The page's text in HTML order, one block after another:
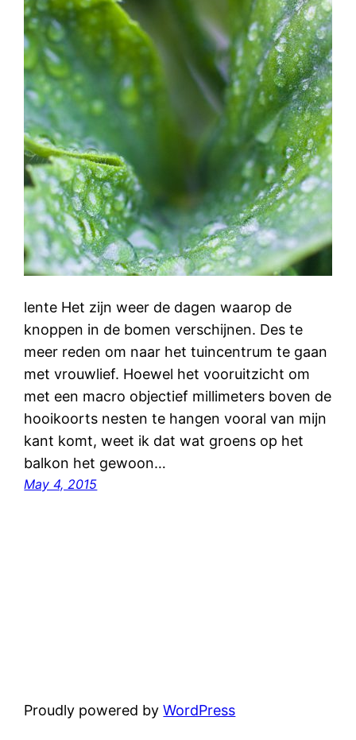
lente Het zijn weer de dagen waarop de
knoppen in de bomen verschijnen. Des te
meer reden om naar het tuincentrum te gaan
met vrouwlief. Hoewel het vooruitzicht om
met een macro objectief millimeters boven de
hooikoorts nesten te hangen vooral van mijn
kant komt, weet ik dat wat groens op het
balkon het gewoon…
May 4, 2015
Proudly powered byWordPress